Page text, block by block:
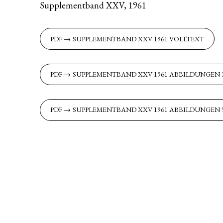
Supplementband XXV, 1961
SUPPLEMENTBAND XXV 1961 VOLLTEXT
SUPPLEMENTBAND XXV 1961 ABBILDUNGEN
SUPPLEMENTBAND XXV 1961 ABBILDUNGEN